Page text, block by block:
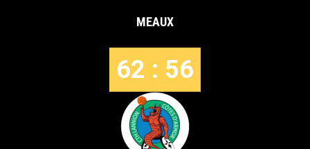
MEAUX
62 : 56